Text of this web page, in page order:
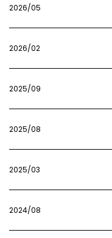
2026/05
2026/02
2025/09
2025/08
2025/03
2024/08